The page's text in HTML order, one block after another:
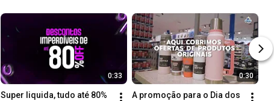
0:33
Super liquida, tudo até 80%
0:30
A promoção para o Dia dos